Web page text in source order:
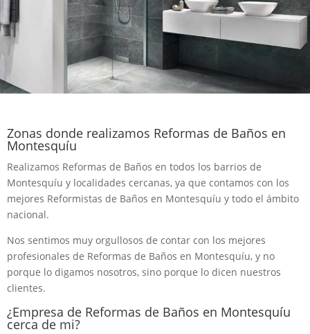
Zonas donde realizamos Reformas de Baños en
Montesquíu
Realizamos Reformas de Baños en todos los barrios de
Montesquíu y localidades cercanas, ya que contamos con los
mejores Reformistas de Baños en Montesquíu y todo el ámbito
nacional.
Nos sentimos muy orgullosos de contar con los mejores
profesionales de Reformas de Baños en Montesquíu, y no
porque lo digamos nosotros, sino porque lo dicen nuestros
clientes.
¿Empresa de Reformas de Baños en Montesquíu
cerca de mi?